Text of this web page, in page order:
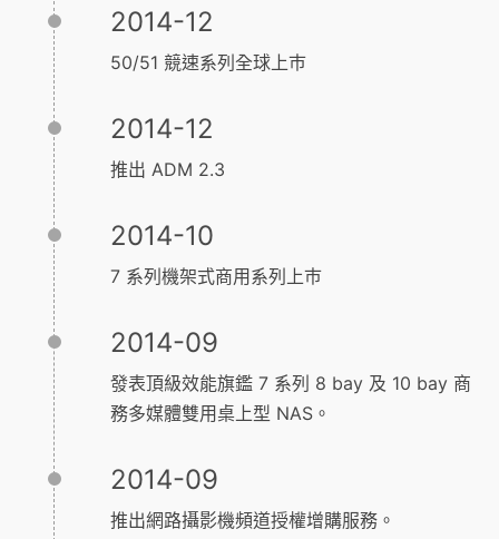
2014-12
50/51 競速系列全球上巿
2014-12
推出 ADM 2.3
2014-10
7 系列機架式商用系列上巿
2014-09
發表頂級效能旗鑑 7 系列 8 bay 及 10 bay 商
務多媒體雙用桌上型 NAS。
2014-09
推出網路攝影機頻道授權增購服務。